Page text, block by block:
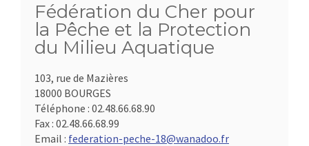
Fédération du Cher pour
la Pêche et la Protection
du Milieu Aquatique
103, rue de Mazières
18000 BOURGES
Téléphone : 02.48.66.68.90
Fax : 02.48.66.68.99
Email : federation-peche-18@wanadoo.fr